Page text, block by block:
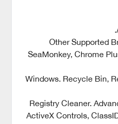
Other Supported
SeaMonkey, Chrome
Windows. Recycle Bin,
Registry Cleaner.
ActiveX Controls,